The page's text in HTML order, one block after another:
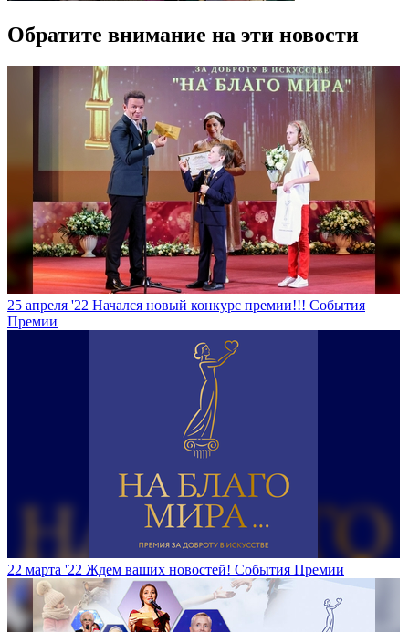
Обратите внимание на эти новости
25 апреля '22 Начался новый конкурс премии!!! События
Премии
22 марта '22 Ждем ваших новостей! События Премии